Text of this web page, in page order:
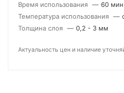
Время использования — 60 мин
Температура использования —
Толщина слоя — 0,2 - 3 мм
Актуальность цен и наличие